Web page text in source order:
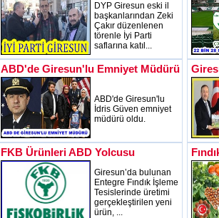
DYP Giresun eski il
başkanlarından Zeki
Çakır düzenlenen
törenle İyi Parti
saflarına katıl...
ABD'de Giresun'lu Emniyet Müdürü
ABD'de Giresun'lu
İdris Güven emniyet
müdürü oldu.
FKB Ürünleri ABD Yolcusu
Giresun’da bulunan
Entegre Fındık İşleme
Tesislerinde üretimi
gerçekleştirilen yeni
ürün, ...